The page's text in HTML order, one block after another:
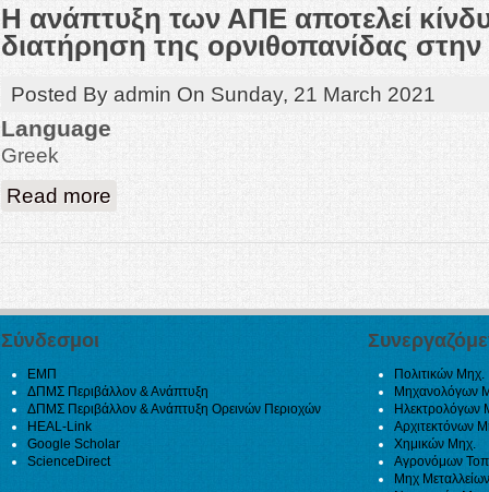
Η ανάπτυξη των ΑΠΕ αποτελεί
διατήρηση της ορνιθοπανίδας
Posted By admin On Sunday, 21 March 2021
Language
Greek
Read more about Η ανάπτυξη των ΑΠΕ αποτελεί κίνδυνο για τη διατήρηση
Σύνδεσμοι
ΕΜΠ
ΔΠΜΣ Περιβάλλον & Ανάπτυξη
ΔΠΜΣ Περιβάλλον & Ανάπτυξη Ορεινών Περιοχών
HEAL-Link
Google Scholar
ScienceDirect
Πολιτικών Μηχ.
Μηχανολόγων
Ηλεκτρολόγων
Αρχιτεκτόνων
Χημικών Μηχ.
Αγρονόμων
Μηχ